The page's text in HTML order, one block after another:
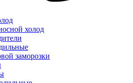
холод
заморозки